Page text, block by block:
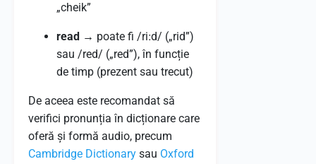
„cheik”
read → poate fi /riːd/ („rid”)
sau /red/ („red”), în funcție
de timp (prezent sau trecut)
De aceea este recomandat să
verifici pronunția în dicționare care
oferă și formă audio, precum
Cambridge Dictionary sau Oxford